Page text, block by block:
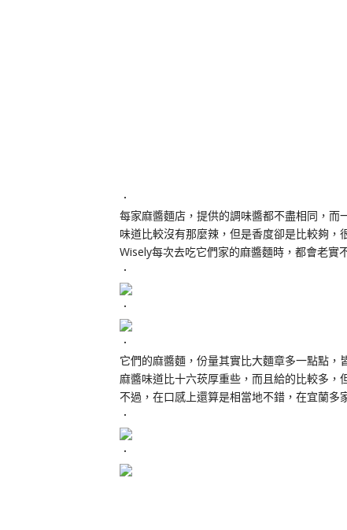
．
每家麻醬麵店，提供的調味醬都不盡相同，而
味道比較沒有那麼辣，但是香度卻是比較夠，
Wisely每次去吃它們家的麻醬麵時，都會老實
．
．
．
它們的麻醬麵，份量其實比大麵章多一點點，
麻醬味道比十六莰厚重些，而且給的比較多，
不過，在口感上還算是相當地不錯，在宜蘭多
．
．